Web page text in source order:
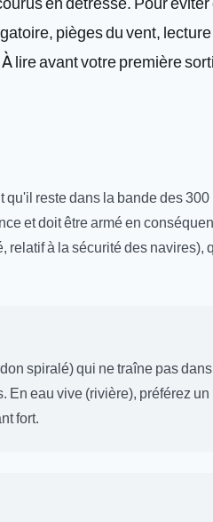
pièges du vent, lecture
lire avant votre première
qu'il reste dans la bande des 300
et doit être armé en
relatif à la sécurité des navires),
spiralé) qui ne traîne pas
En eau vive (rivière), préférez un
fort.